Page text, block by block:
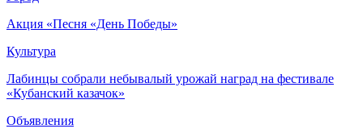
Акция «Песня «День Победы»
Культура
Лабинцы собрали небывалый урожай наград на фестивале
«Кубанский казачок»
Объявления